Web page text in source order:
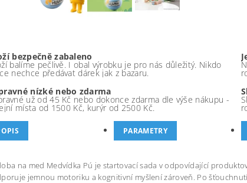
bezpečně zabaleno
balíme pečlivě. I obal výrobku je pro nás důležitý. Nikdo
nechce předávat dárek jak z bazaru.
nízké nebo zdarma
už od 45 Kč nebo dokonce zdarma dle výše nákupu -
místa od 1500 Kč, kurýr od 2500 Kč.
PARAMETRY
na med Medvídka Pú je startovací sada v odpovídající
jemnou motoriku a kognitivní myšlení zároveň. Po